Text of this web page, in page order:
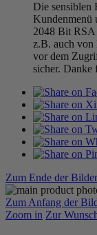
Die sensiblen
Kundenmenü
2048 Bit RSA
z.B. auch von
vor dem
sicher. Danke
Zum Ende der
Zum Anfang der
Zoom in Zur